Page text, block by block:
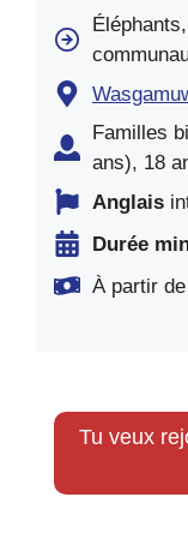
Familles
ans), 18
Anglais
Durée
À partir
Tu veux